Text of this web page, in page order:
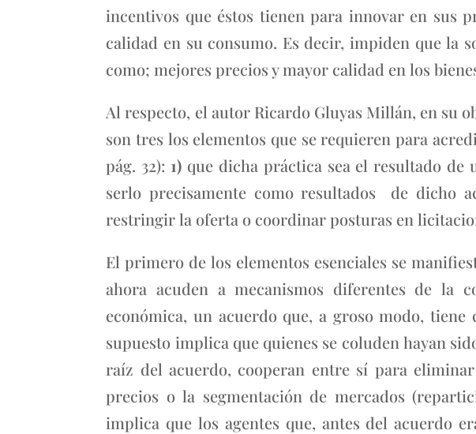
incentivos que éstos tienen para innovar en sus
calidad en su consumo. Es decir, impiden que la
como; mejores precios y mayor calidad en los
Al respecto, el autor Ricardo Gluyas Millán, en su
son tres los elementos que se requieren para
pág. 32): 1) que dicha práctica sea el resultado de
serlo precisamente como resultados de dicho
restringir la oferta o coordinar posturas en
El primero de los elementos esenciales se
ahora acuden a mecanismos diferentes de la
económica, un acuerdo que, a groso modo,
supuesto implica que quienes se coluden hayan
raíz del acuerdo, cooperan entre sí para
precios o la segmentación de mercados
implica que los agentes que, antes del acuerdo